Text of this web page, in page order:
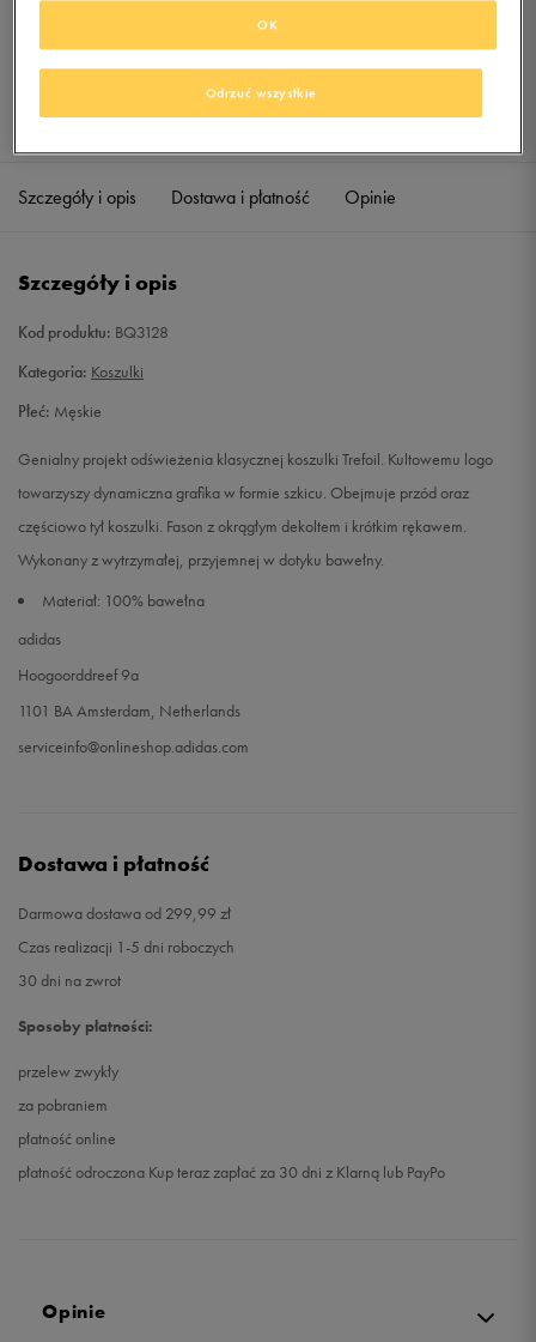
Wybierz rozmiar
M Powiadom o dostępności
XXL Powiadom o dostępności
Sprawdź dostępność w salonach
Szczegóły i opis Dostawa i płatność Opinie
Szczegóły i opis
Kod produktu: BQ3128
Kategoria: Koszulki
Płeć: Męskie
Genialny projekt odświeżenia klasycznej koszulki Trefoil. Kultowemu logo
towarzyszy dynamiczna grafika w formie szkicu. Obejmuje przód oraz
częściowo tył koszulki. Fason z okrągłym dekoltem i krótkim rękawem.
Wykonany z wytrzymałej, przyjemnej w dotyku bawełny.
Materiał: 100% bawełna
adidas
Hoogoorddreef 9a
1101 BA Amsterdam, Netherlands
serviceinfo@onlineshop.adidas.com
Dostawa i płatność
Darmowa dostawa od 299,99 zł
Czas realizacji 1-5 dni roboczych
30 dni na zwrot
Sposoby płatności:
przelew zwykły
za pobraniem
płatność online
płatność odroczona Kup teraz zapłać za 30 dni z Klarną lub PayPo
Opinie
Odrzuć wszystkie
OK